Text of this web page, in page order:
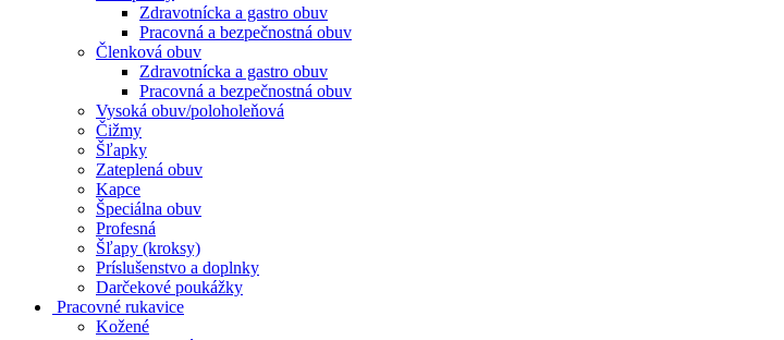
Zdravotnícka a gastro obuv
Pracovná a bezpečnostná obuv
Členková obuv
Zdravotnícka a gastro obuv
Pracovná a bezpečnostná obuv
Vysoká obuv/poloholeňová
Čižmy
Šľapky
Zateplená obuv
Kapce
Špeciálna obuv
Profesná
Šľapy (kroksy)
Príslušenstvo a doplnky
Darčekové poukážky
Pracovné rukavice
Kožené